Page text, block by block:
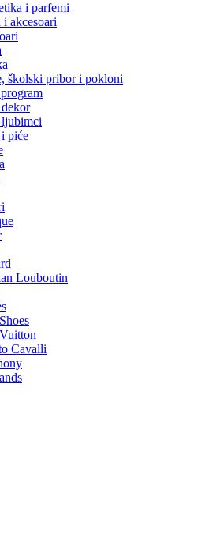
i parfemi
i akcesoari
školski pribor i pokloni
piće
Louboutin
Cavalli